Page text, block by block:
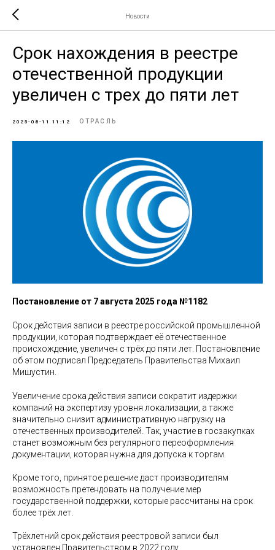
Новости
Срок нахождения в реестре
отечественной продукции
увеличен с трех до пяти лет
2025-08-11 11:12 ОТРАСЛЬ
Постановление от 7 августа 2025 года №1182
Срок действия записи в реестре российской промышленной
продукции, которая подтверждает её отечественное
происхождение, увеличен с трёх до пяти лет. Постановление
об этом подписал Председатель Правительства Михаил
Мишустин.
Увеличение срока действия записи сократит издержки
компаний на экспертизу уровня локализации, а также
значительно снизит административную нагрузку на
отечественных производителей. Так, участие в госзакупках
станет возможным без регулярного переоформления
документации, которая нужна для допуска к торгам.
Кроме того, принятое решение даст производителям
возможность претендовать на получение мер
государственной поддержки, которые рассчитаны на срок
более трёх лет.
Трёхлетний срок действия реестровой записи был
установлен Правительством в 2022 году.